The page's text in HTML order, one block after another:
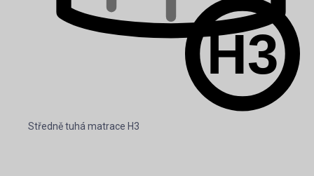
Středně tuhá matrace H3